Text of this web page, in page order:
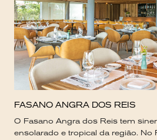
FASANO ANGRA DOS REIS
O Fasano Angra dos Reis tem
ensolarado e tropical da região. No